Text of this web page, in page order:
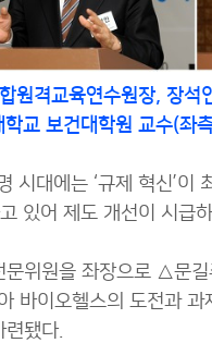
원격교육연수원장, 장석
교 보건대학원 교수(좌
대에는 ‘규제 혁신’이
있어 제도 개선이 시급
위원을 좌장으로 △문
바이오헬스의 도전과
련됐다.